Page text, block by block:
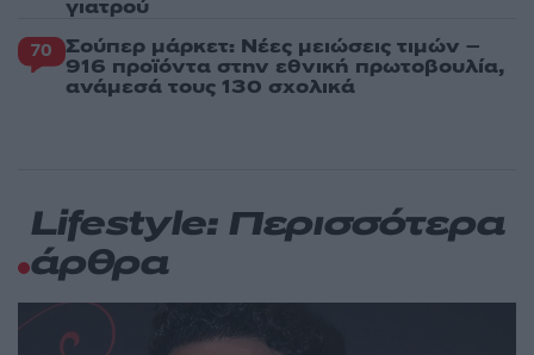
γιατρού
70 Σούπερ μάρκετ: Νέες μειώσεις τιμών –
916 προϊόντα στην εθνική πρωτοβουλία,
ανάμεσά τους 130 σχολικά
Lifestyle: Περισσότερα
άρθρα